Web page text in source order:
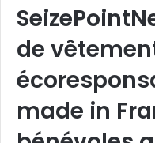
de
made in